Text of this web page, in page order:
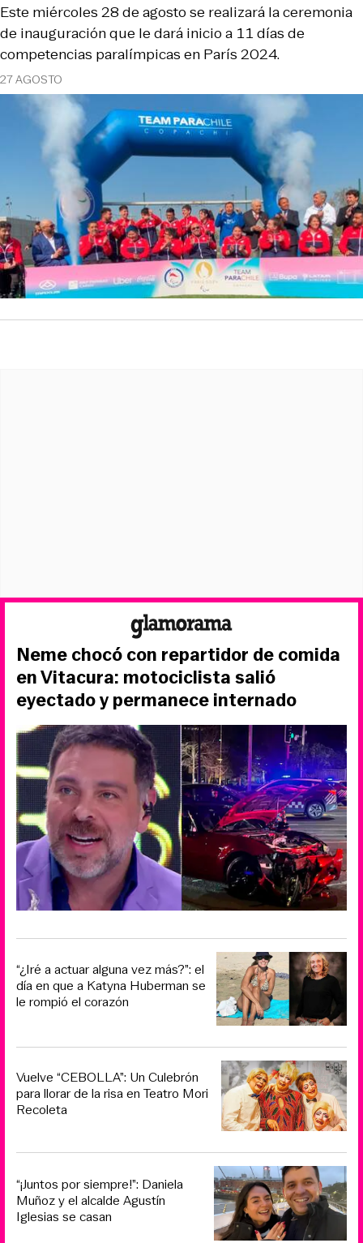
27 AGOSTO
Este miércoles 28 de agosto se realizará la ceremonia
de inauguración que le dará inicio a 11 días de
competencias paralímpicas en París 2024.
Neme chocó con repartidor de comida
en Vitacura: motociclista salió
eyectado y permanece internado
“¿Iré a actuar alguna vez más?”: el
día en que a Katyna Huberman se
le rompió el corazón
Vuelve “CEBOLLA”: Un Culebrón
para llorar de la risa en Teatro Mori
Recoleta
“¡Juntos por siempre!”: Daniela
Muñoz y el alcalde Agustín
Iglesias se casan